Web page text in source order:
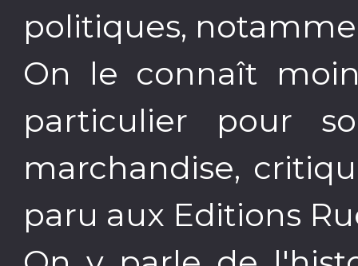
politiques,
On le connaît
particulier pour
marchandise,
paru aux Editions